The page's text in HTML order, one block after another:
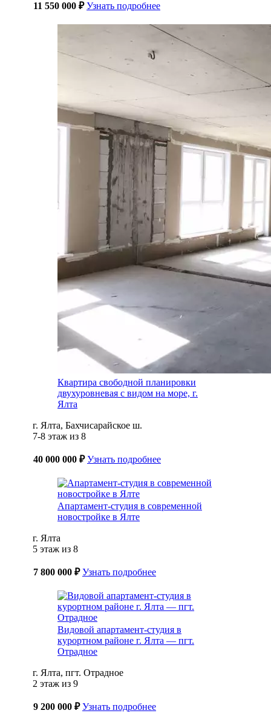
11 550 000 ₽ Узнать подробнее
Квартира свободной планировки
двухуровневая с видом на море, г.
Ялта
г. Ялта, Бахчисарайское ш.
7-8 этаж из 8
40 000 000 ₽ Узнать подробнее
Апартамент-студия в современной
новостройке в Ялте
г. Ялта
5 этаж из 8
7 800 000 ₽ Узнать подробнее
Видовой апартамент-студия в
курортном районе г. Ялта — пгт.
Отрадное
г. Ялта, пгт. Отрадное
2 этаж из 9
9 200 000 ₽ Узнать подробнее